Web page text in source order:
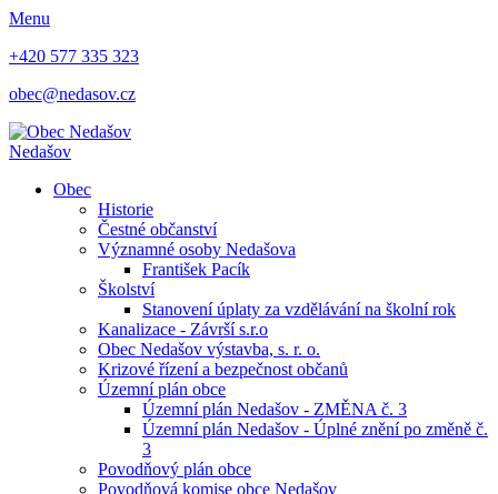
Menu
+420 577 335 323
obec@nedasov.cz
Nedašov
Obec
Historie
Čestné občanství
Významné osoby Nedašova
František Pacík
Školství
Stanovení úplaty za vzdělávání na školní rok
Kanalizace - Závrší s.r.o
Obec Nedašov výstavba, s. r. o.
Krizové řízení a bezpečnost občanů
Územní plán obce
Územní plán Nedašov - ZMĚNA č. 3
Územní plán Nedašov - Úplné znění po změně č.
3
Povodňový plán obce
Povodňová komise obce Nedašov